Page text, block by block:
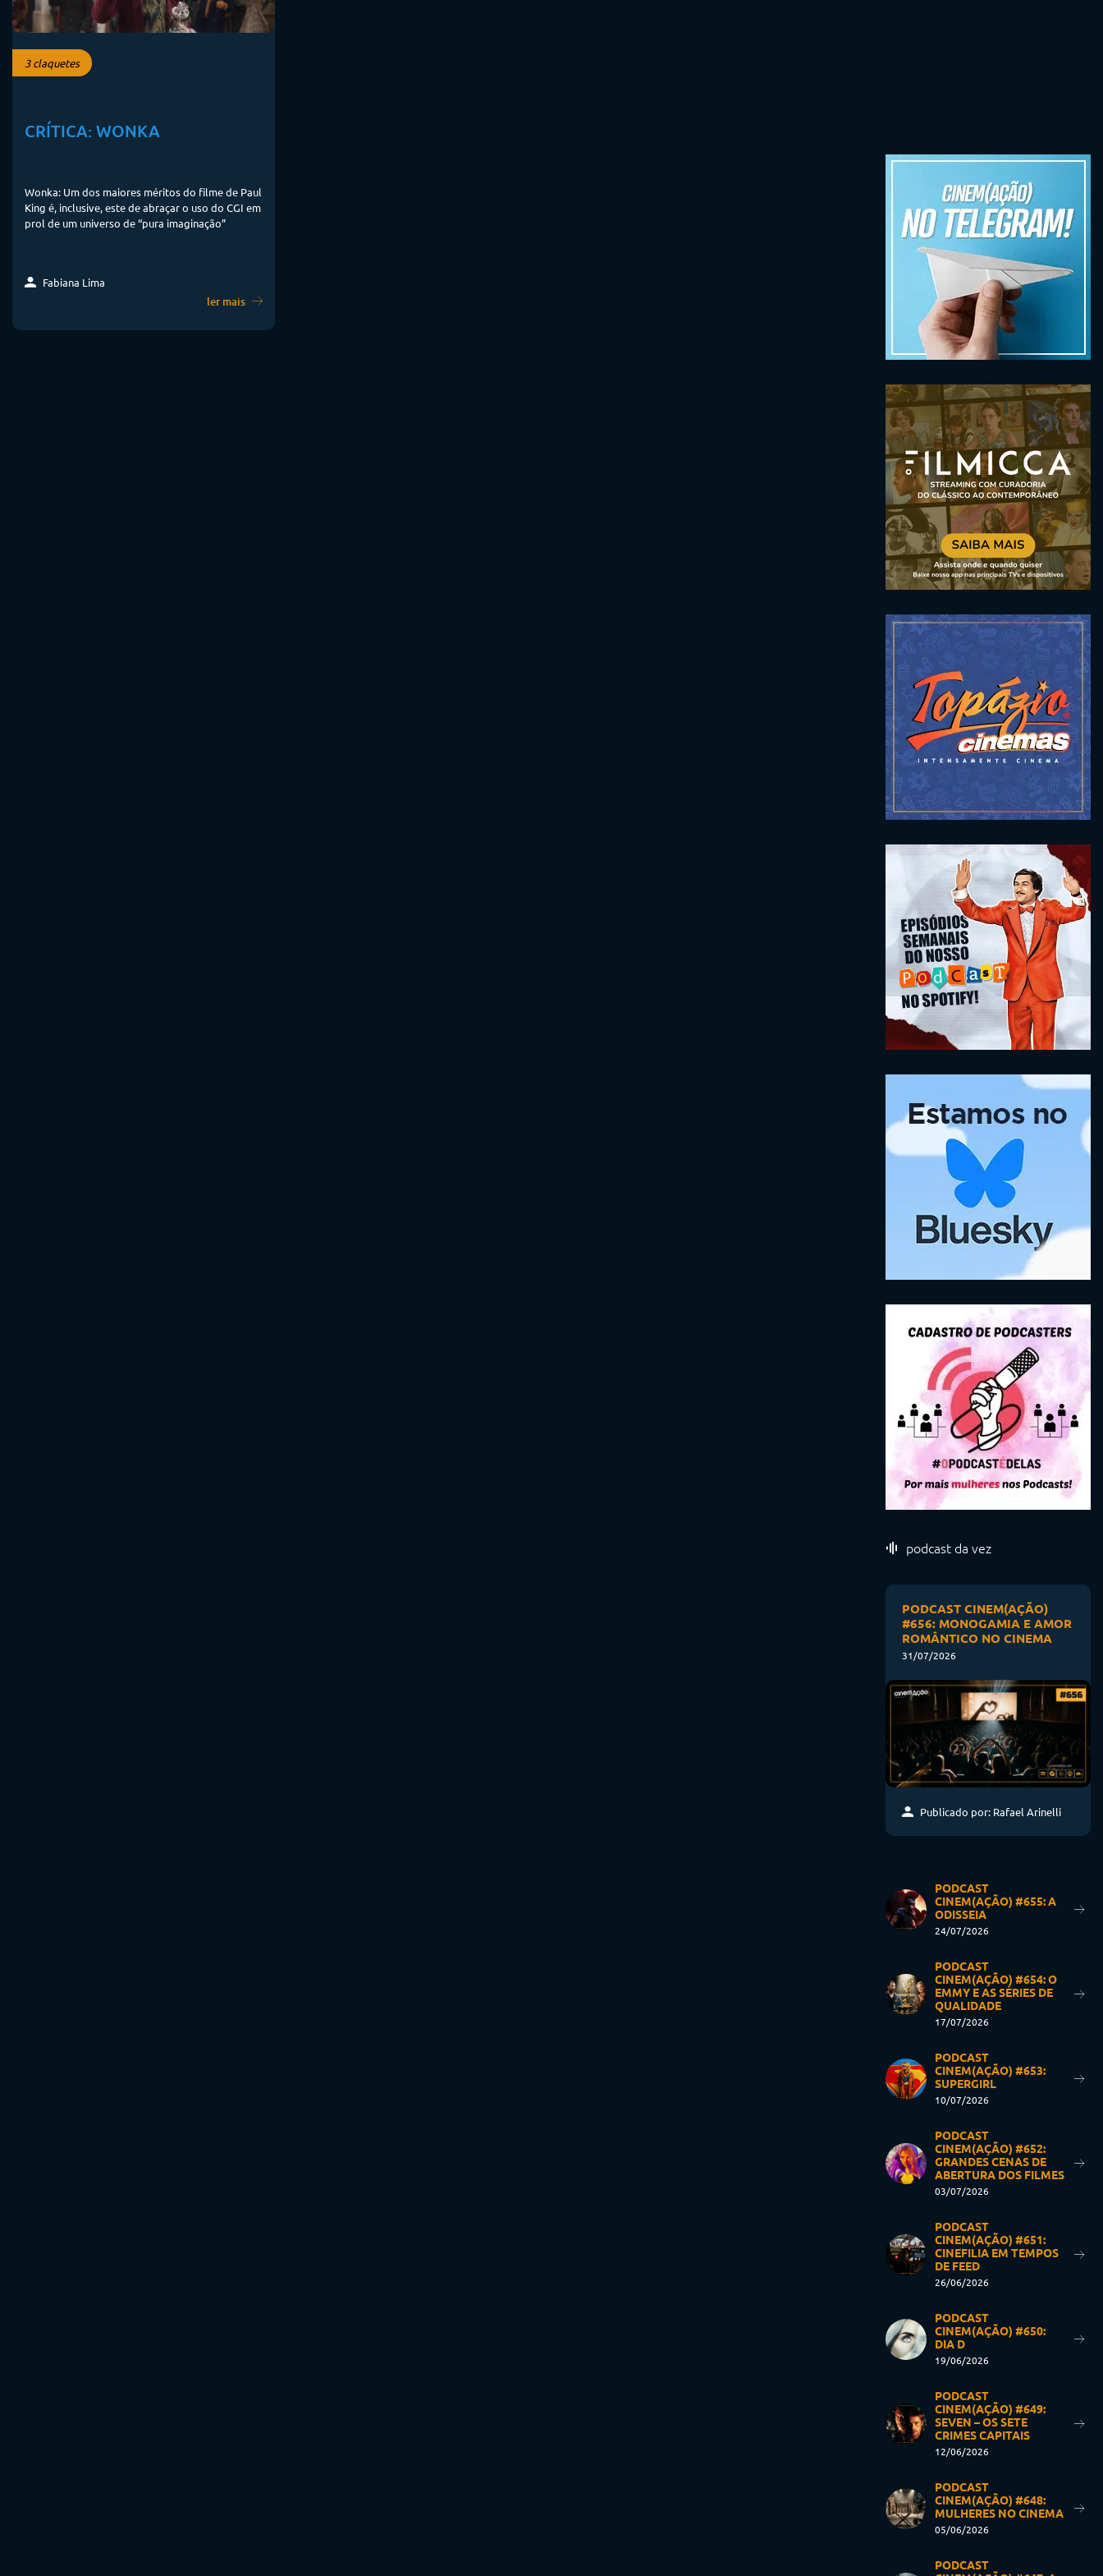
3 claquetes
CRÍTICA: WONKA
Wonka: Um dos maiores méritos do filme de Paul
King é, inclusive, este de abraçar o uso do CGI em
prol de um universo de “pura imaginação”
Fabiana Lima
ler mais
podcast da vez
PODCAST CINEM(AÇÃO)
#656: MONOGAMIA E AMOR
ROMÂNTICO NO CINEMA
31/07/2026
Publicado por: Rafael Arinelli
PODCAST
CINEM(AÇÃO) #655: A
ODISSEIA
24/07/2026
PODCAST
CINEM(AÇÃO) #654: O
EMMY E AS SÉRIES DE
QUALIDADE
17/07/2026
PODCAST
CINEM(AÇÃO) #653:
SUPERGIRL
10/07/2026
PODCAST
CINEM(AÇÃO) #652:
GRANDES CENAS DE
ABERTURA DOS FILMES
03/07/2026
PODCAST
CINEM(AÇÃO) #651:
CINEFILIA EM TEMPOS
DE FEED
26/06/2026
PODCAST
CINEM(AÇÃO) #650:
DIA D
19/06/2026
PODCAST
CINEM(AÇÃO) #649:
SEVEN – OS SETE
CRIMES CAPITAIS
12/06/2026
PODCAST
CINEM(AÇÃO) #648:
MULHERES NO CINEMA
05/06/2026
PODCAST